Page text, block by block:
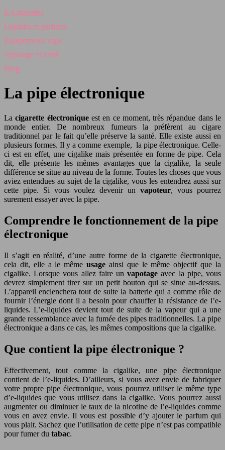
E-Cigarettes
Liquides et parfums
Équipements vape
Vapotage et santé
Blog
La pipe électronique
Lacigarette électroniqueest en ce moment, très répandue dans le
monde entier. De nombreux fumeurs la préfèrent au cigare
traditionnel par le fait qu’elle préserve la santé. Elle existe aussi en
plusieurs formes. Il y a comme exemple, la pipe électronique. Celle-
ci est en effet, une cigalike mais présentée en forme de pipe. Cela
dit, elle présente les mêmes avantages que la cigalike, la seule
différence se situe au niveau de la forme. Toutes les choses que vous
aviez entendues au sujet de la cigalike, vous les entendrez aussi sur
cette pipe. Si vous voulez devenir un vapoteur, vous pourrez
surement essayer avec la pipe.
Comprendre le fonctionnement de la pipe
électronique
Il s’agit en réalité, d’une autre forme de la cigarette électronique,
cela dit, elle a le mêmeusage ainsi que le même objectif que la
cigalike. Lorsque vous allez faire unvapotage avec la pipe, vous
devrez simplement tirer sur un petit bouton qui se situe au-dessus.
L’appareil enclenchera tout de suite la batterie qui a comme rôle de
fournir l’énergie dont il a besoin pour chauffer la résistance de l’e-
liquides. L’e-liquides devient tout de suite de la vapeur qui a une
grande ressemblance avec la fumée des pipes traditionnelles. La pipe
électronique a dans ce cas, les mêmes compositions que la cigalike.
Que contient la pipe électronique ?
Effectivement, tout comme la cigalike, une pipe électronique
contient de l’e-liquides. D’ailleurs, si vous avez envie de fabriquer
votre propre pipe électronique, vous pourrez utiliser le même type
d’e-liquides que vous utilisez dans la cigalike. Vous pourrez aussi
augmenter ou diminuer le taux de la nicotine de l’e-liquides comme
vous en avez envie. Il vous est possible d’y ajouter le parfum qui
vous plait. Sachez que l’utilisation de cette pipe n’est pas compatible
pour fumer du tabac.